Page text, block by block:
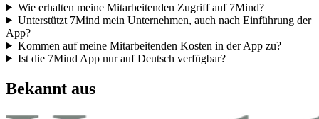
Wie erhalten meine Mitarbeitenden Zugriff auf 7Mind?
Unterstützt 7Mind mein Unternehmen, auch nach Einführung der
App?
Kommen auf meine Mitarbeitenden Kosten in der App zu?
Ist die 7Mind App nur auf Deutsch verfügbar?
Bekannt aus